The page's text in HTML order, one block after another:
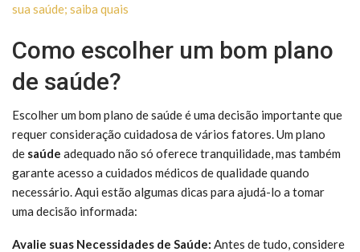
sua saúde; saiba quais
Como escolher um bom plano
de saúde?
Escolher um bom plano de saúde é uma decisão importante que
requer consideração cuidadosa de vários fatores. Um plano
de saúde adequado não só oferece tranquilidade, mas também
garante acesso a cuidados médicos de qualidade quando
necessário. Aqui estão algumas dicas para ajudá-lo a tomar
uma decisão informada:
Avalie suas Necessidades de Saúde: Antes de tudo, considere